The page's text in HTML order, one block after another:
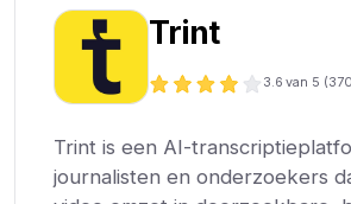
Trint
3.6 van 5 (370
Trint is een AI-
journalisten en onderzoekers